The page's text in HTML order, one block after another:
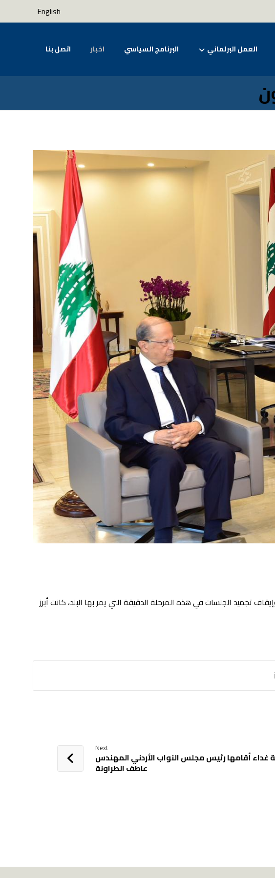
English
العمل البرلماني البرنامج السياسي اخبار اتصل بنا
تجميد الجلسات في هذه المرحلة الدقيقة التي يمر بها البلد، كانت أبرز
Next
غداء أقامها رئيس مجلس النواب الأردني المهندس
عاطف الطراونة